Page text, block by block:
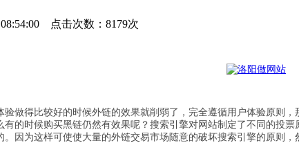
08:54:00 点击次数：8179次
做得比较好的时候外链的效果就削弱了，完全遵循用户体验原则
的时候购买黑链仍然有效果呢？搜索引擎对网站制定了不同的投
因为这样可使使大量的外链交易市场随意的破坏搜索引擎的原则，